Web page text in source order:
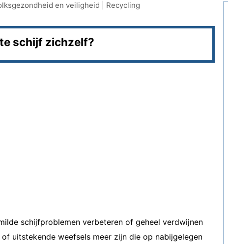
en veiligheid Recycling
schijf zichzelf?
schijfproblemen verbeteren of geheel verdwijnen
uitstekende weefsels meer zijn die op nabijgelegen